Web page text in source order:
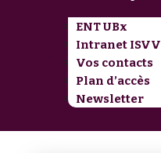
ENT UBx
Intranet ISVV
Vos contacts
Plan d’accès
Newsletter